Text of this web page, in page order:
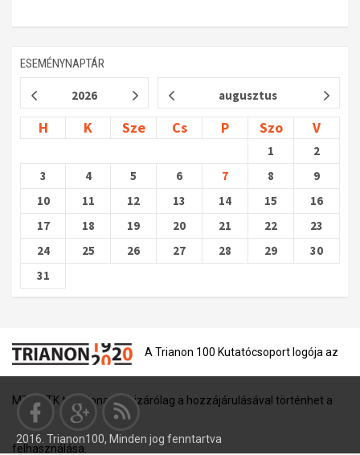
ESEMÉNYNAPTÁR
2026 augusztus
H K Sze Cs P Szo V
1
2
3
4 5 6 7 8
9
10
11 12 13 14 15
16
17
18 19 20 21 22
23
24
25 26 27 28 29
30
31
A Trianon 100 Kutatócsoport logója az
MTA BTK tulajdona, és kizárólag a hozzájárulásával történhet a
felhasználása.
2016. Trianon100, Minden jog fenntartva